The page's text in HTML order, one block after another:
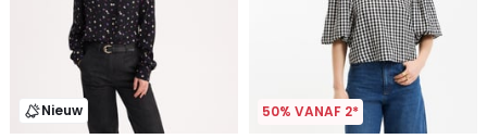
Nieuw 50% VANAF 2*